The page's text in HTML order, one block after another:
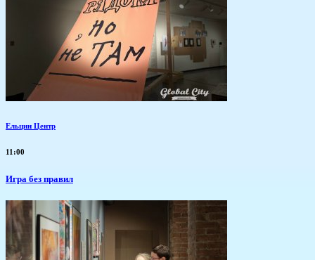
Ельцин Центр
11:00
​Игра без правил